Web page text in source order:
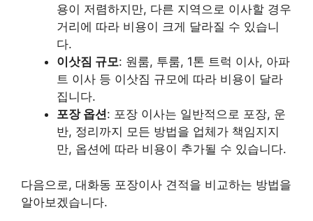
용이 저렴하지만, 다른 지역으로 이사할 경우
거리에 따라 비용이 크게 달라질 수 있습니
다.
이삿짐 규모: 원룸, 투룸, 1톤 트럭 이사, 아파
트 이사 등 이삿짐 규모에 따라 비용이 달라
집니다.
포장 옵션: 포장 이사는 일반적으로 포장, 운
반, 정리까지 모든 방법을 업체가 책임지지
만, 옵션에 따라 비용이 추가될 수 있습니다.
다음으로, 대화동 포장이사 견적을 비교하는 방법을
알아보겠습니다.